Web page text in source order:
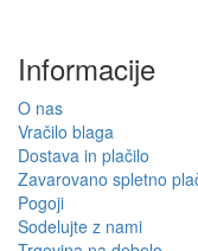
Informacije
O nas
Vračilo blaga
Dostava in plačilo
Zavarovano spletno
Pogoji
Sodelujte z nami